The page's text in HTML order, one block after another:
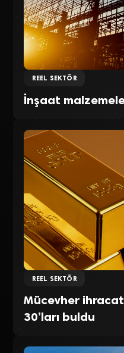
REEL SEKTÖR
İnşaat
REEL SEKTÖR
Mücevher
30’ları buldu